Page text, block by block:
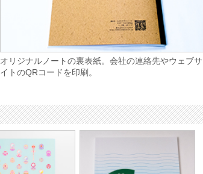
オリジナルノートの裏表紙。会社の連絡先やウェブサ
イトのQRコードを印刷。